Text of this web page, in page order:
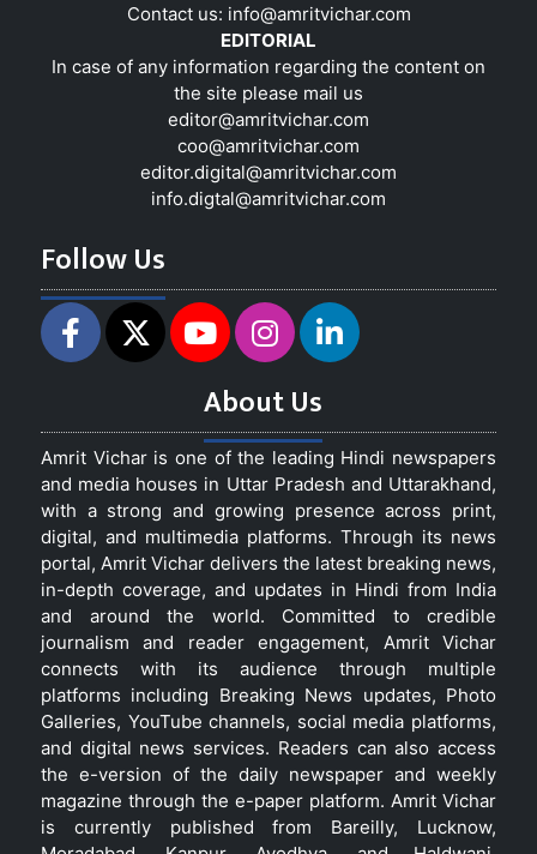
Contact us: info@amritvichar.com
EDITORIAL
In case of any information regarding the content on
the site please mail us
editor@amritvichar.com
coo@amritvichar.com
editor.digital@amritvichar.com
info.digtal@amritvichar.com
Follow Us
About Us
Amrit Vichar is one of the leading Hindi newspapers
and media houses in Uttar Pradesh and Uttarakhand,
with a strong and growing presence across print,
digital, and multimedia platforms. Through its news
portal, Amrit Vichar delivers the latest breaking news,
in-depth coverage, and updates in Hindi from India
and around the world. Committed to credible
journalism and reader engagement, Amrit Vichar
connects with its audience through multiple
platforms including Breaking News updates, Photo
Galleries, YouTube channels, social media platforms,
and digital news services. Readers can also access
the e-version of the daily newspaper and weekly
magazine through the e-paper platform. Amrit Vichar
is currently published from Bareilly, Lucknow,